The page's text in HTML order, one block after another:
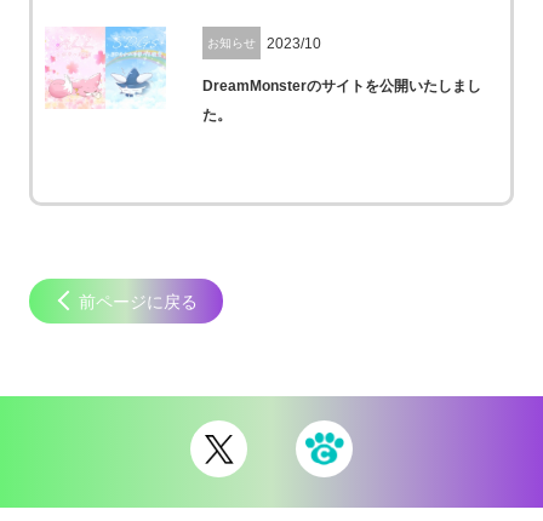
お知らせ 2023/10
DreamMonsterのサイトを公開いたしまし
た。
前ページに戻る